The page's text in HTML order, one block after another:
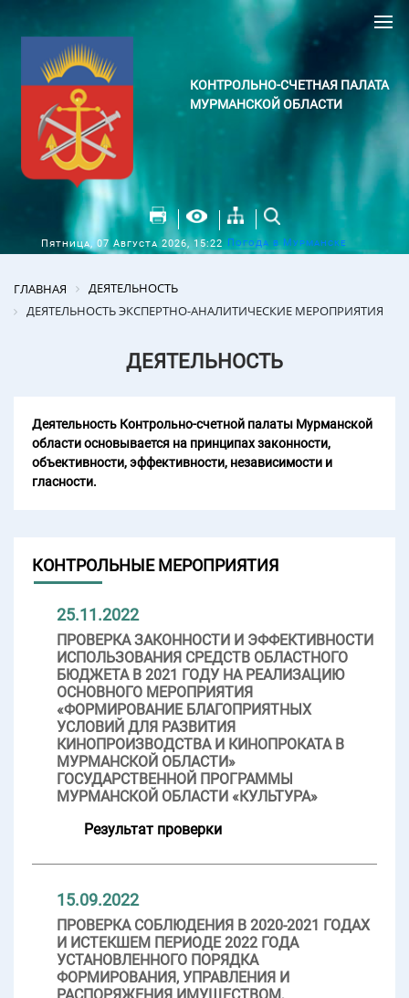
КОНТРОЛЬНО-СЧЕТНАЯ ПАЛАТА
МУРМАНСКОЙ ОБЛАСТИ
Пятница, 07 Августа 2026, 15:22 Погода в Мурманске
ГЛАВНАЯ
ДЕЯТЕЛЬНОСТЬ
ДЕЯТЕЛЬНОСТЬ ЭКСПЕРТНО-АНАЛИТИЧЕСКИЕ МЕРОПРИЯТИЯ
ДЕЯТЕЛЬНОСТЬ
Деятельность Контрольно-счетной палаты Мурманской
области основывается на принципах законности,
объективности, эффективности, независимости и
гласности.
КОНТРОЛЬНЫЕ МЕРОПРИЯТИЯ
25.11.2022
ПРОВЕРКА ЗАКОННОСТИ И ЭФФЕКТИВНОСТИ
ИСПОЛЬЗОВАНИЯ СРЕДСТВ ОБЛАСТНОГО
БЮДЖЕТА В 2021 ГОДУ НА РЕАЛИЗАЦИЮ
ОСНОВНОГО МЕРОПРИЯТИЯ
«ФОРМИРОВАНИЕ БЛАГОПРИЯТНЫХ
УСЛОВИЙ ДЛЯ РАЗВИТИЯ
КИНОПРОИЗВОДСТВА И КИНОПРОКАТА В
МУРМАНСКОЙ ОБЛАСТИ»
ГОСУДАРСТВЕННОЙ ПРОГРАММЫ
МУРМАНСКОЙ ОБЛАСТИ «КУЛЬТУРА»
Результат проверки
15.09.2022
ПРОВЕРКА СОБЛЮДЕНИЯ В 2020-2021 ГОДАХ
И ИСТЕКШЕМ ПЕРИОДЕ 2022 ГОДА
УСТАНОВЛЕННОГО ПОРЯДКА
ФОРМИРОВАНИЯ, УПРАВЛЕНИЯ И
РАСПОРЯЖЕНИЯ ИМУЩЕСТВОМ,